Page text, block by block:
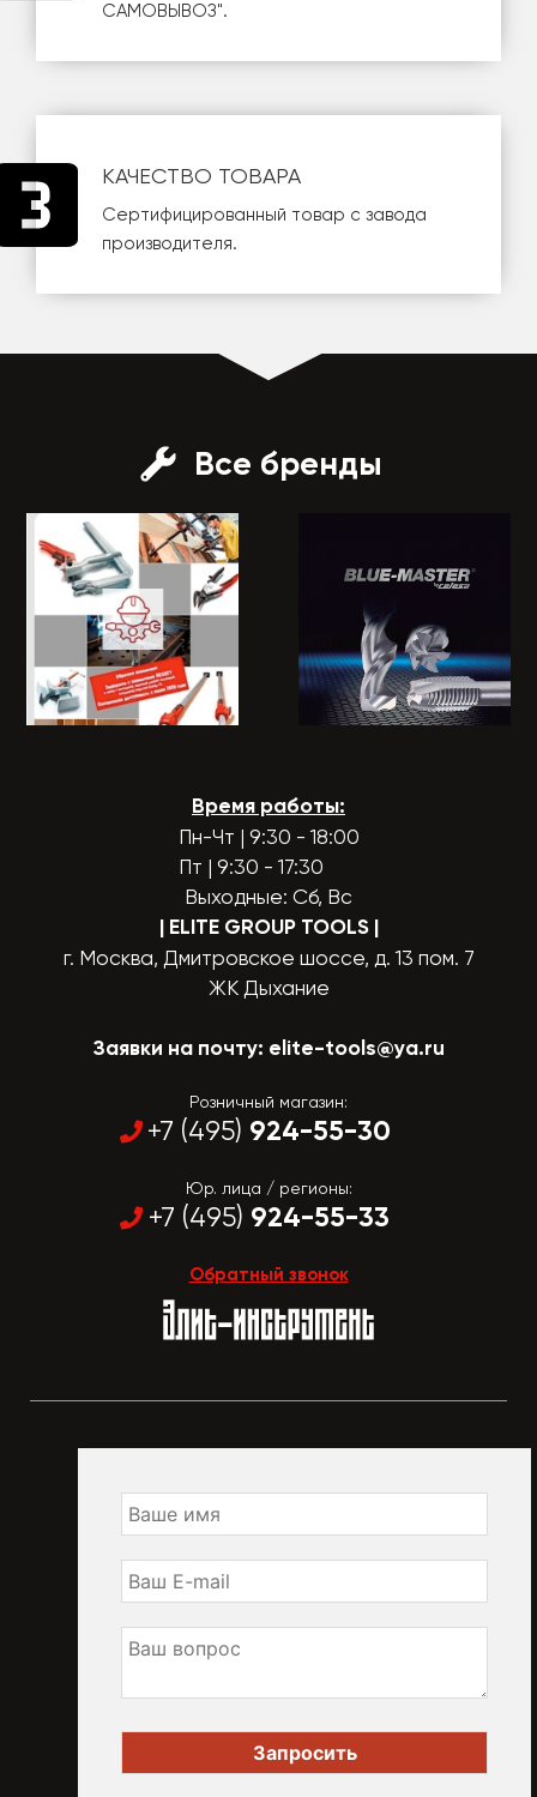
САМОВЫВОЗ".
КАЧЕСТВО ТОВАРА
Сертифицированный товар с завода
производителя.
Все бренды
Время работы:
Пн-Чт | 9:30 - 18:00
Пт | 9:30 - 17:30
Выходные: Сб, Вс
| ELITE GROUP TOOLS |
г. Москва, Дмитровское шоссе, д. 13 пом. 7
ЖК Дыхание
Заявки на почту: elite-tools@ya.ru
Розничный магазин:
+7 (495) 924-55-30
Юр. лица / регионы:
+7 (495) 924-55-33
Обратный звонок